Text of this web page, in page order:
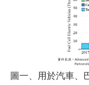
圖一、用於汽車、